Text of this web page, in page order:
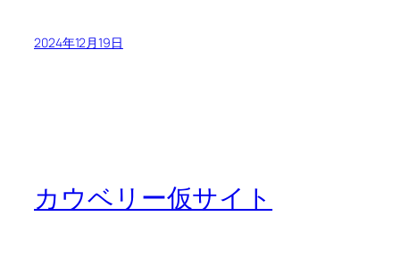
2024年12月19日
カウベリー仮サイト